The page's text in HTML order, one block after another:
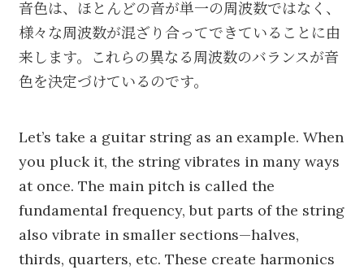
音色は、ほとんどの音が単一の周波数ではなく、
様々な周波数が混ざり合ってできていることに由
来します。これらの異なる周波数のバランスが音
色を決定づけているのです。
Let’s take a guitar string as an example. When
you pluck it, the string vibrates in many ways
at once. The main pitch is called the
fundamental frequency, but parts of the string
also vibrate in smaller sections—halves,
thirds, quarters, etc. These create harmonics